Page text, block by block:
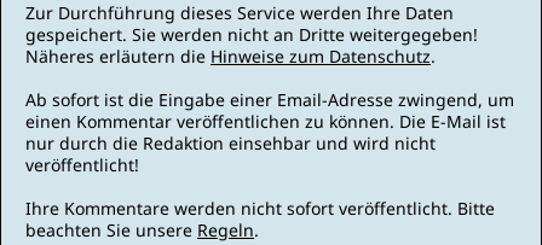
Zur Durchführung dieses Service werden Ihre Daten
gespeichert. Sie werden nicht an Dritte weitergegeben!
Näheres erläutern die Hinweise zum Datenschutz.
Ab sofort ist die Eingabe einer Email-Adresse zwingend, um
einen Kommentar veröffentlichen zu können. Die E-Mail ist
nur durch die Redaktion einsehbar und wird nicht
veröffentlicht!
Ihre Kommentare werden nicht sofort veröffentlicht. Bitte
beachten Sie unsere Regeln.